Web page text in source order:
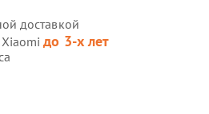
доставкой
Xiaomiдо 3-х лет